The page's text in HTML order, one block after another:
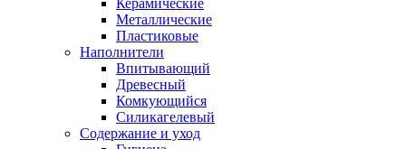
Керамические
Металлические
Пластиковые
Наполнители
Впитывающий
Древесный
Комкующийся
Силикагелевый
Содержание и уход